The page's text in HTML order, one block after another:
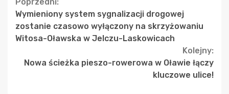
Continue
Reading
Wymieniony system sygnalizacji drogowej
zostanie czasowo wyłączony na skrzyżowaniu
Witosa-Oławska w Jelczu-Laskowicach
Kolejny:
Nowa ścieżka pieszo-rowerowa w Oławie łączy
kluczowe ulice!